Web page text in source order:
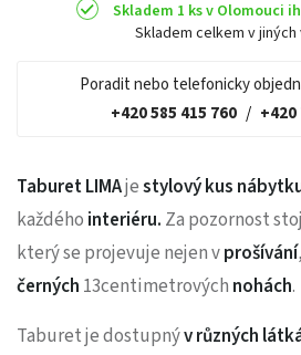
Skladem 1 ks v Olomouci
Skladem celkem v jiných
Poradit nebo telefonicky
+420 585 415 760 / +420
Taburet LIMAjestylový kus
každého interiéru. Za pozornost
který se projevuje nejen vprošívání
černých 13centimetrových nohách.
Taburet je dostupnýv různých